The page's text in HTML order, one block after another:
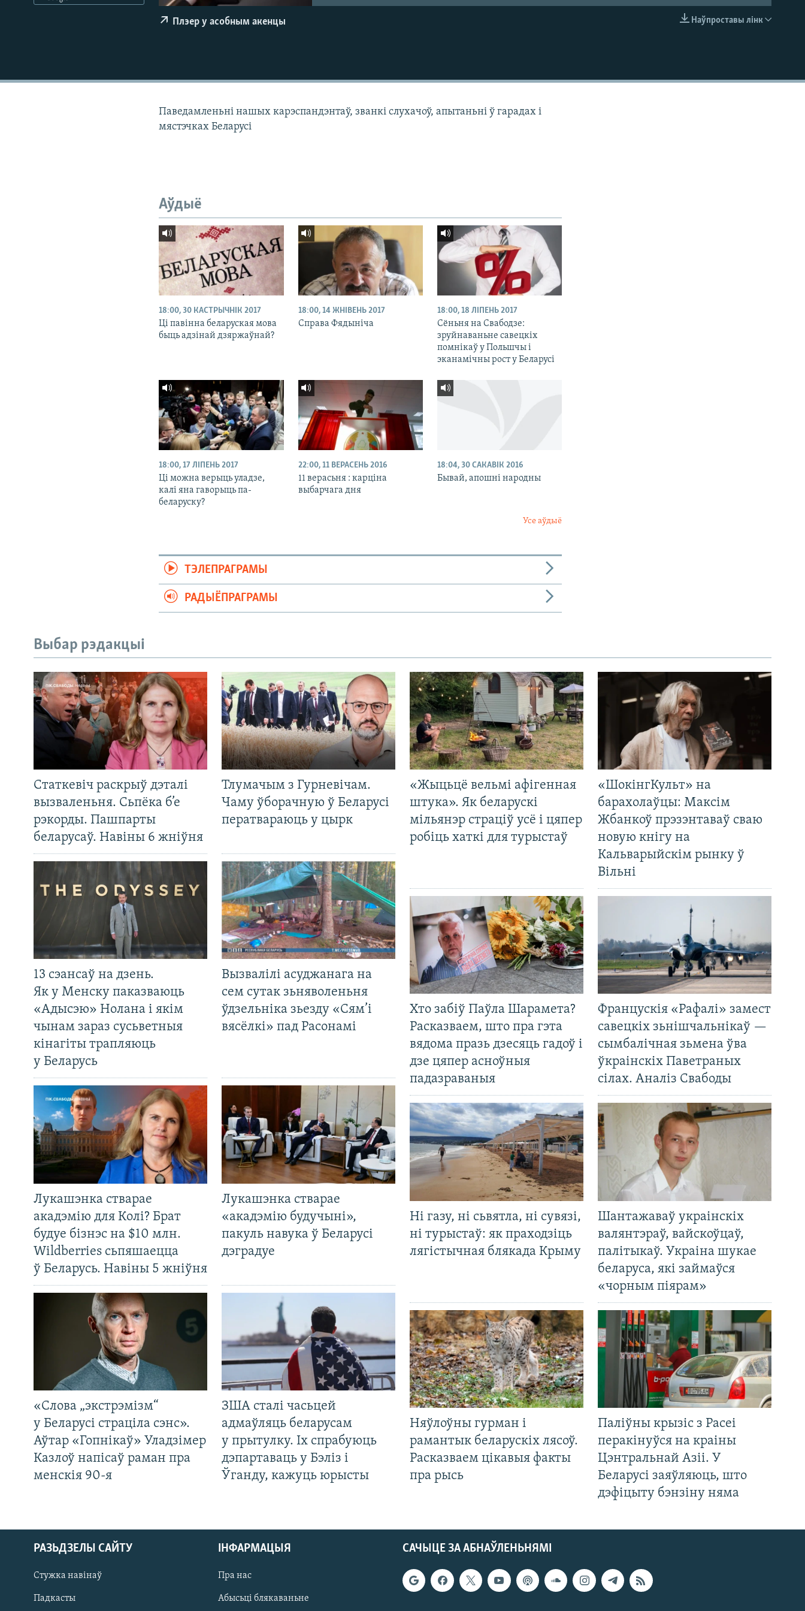
Наўпроставы лінк
Плэер у асобным акенцы
Паведамленьні нашых карэспандэнтаў, званкі слухачоў, апытаньні ў гарадах і
мястэчках Беларусі
Аўдыё
18:00, 30 КАСТРЫЧНІК 2017
Ці павінна беларуская мова
быць адзінай дзяржаўнай?
18:00, 14 ЖНІВЕНЬ 2017
Справа Фядыніча
18:00, 18 ЛІПЕНЬ 2017
Сёньня на Свабодзе:
зруйнаваньне савецкіх
помнікаў у Польшчы і
эканамічны рост у Беларусі
18:00, 17 ЛІПЕНЬ 2017
Ці можна верыць уладзе,
калі яна гаворыць па-
беларуску?
22:00, 11 ВЕРАСЕНЬ 2016
11 верасьня : карціна
выбарчага дня
18:04, 30 САКАВІК 2016
Бывай, апошні народны
Усе аўдыё
ТЭЛЕПРАГРАМЫ
РАДЫЁПРАГРАМЫ
Выбар рэдакцыі
Статкевіч раскрыў дэталі
вызваленьня. Сьпёка б’е
рэкорды. Пашпарты
беларусаў. Навіны 6 жніўня
Тлумачым з Гурневічам.
Чаму ўборачную ў Беларусі
ператвараюць у цырк
13 сэансаў на дзень.
Як у Менску паказваюць
«Адысэю» Нолана і якім
чынам зараз сусьветныя
кінагіты трапляюць
у Беларусь
Вызвалілі асуджанага на
сем сутак зьняволеньня
ўдзельніка зьезду «Сям’і
вясёлкі» пад Расонамі
Лукашэнка стварае
акадэмію для Колі? Брат
будуе бізнэс на $10 млн.
Wildberries сьпяшаецца
ў Беларусь. Навіны 5 жніўня
Лукашэнка стварае
«акадэмію будучыні»,
пакуль навука ў Беларусі
дэградуе
«Слова „экстрэмізм“
у Беларусі страціла сэнс».
Аўтар «Гопнікаў» Уладзімер
Казлоў напісаў раман пра
менскія 90-я
ЗША сталі часьцей
адмаўляць беларусам
у прытулку. Іх спрабуюць
дэпартаваць у Бэліз і
Ўганду, кажуць юрысты
«Жыцьцё вельмі афігенная
штука». Як беларускі
мільянэр страціў усё і цяпер
робіць хаткі для турыстаў
«ШокінгКульт» на
барахолаўцы: Максім
Жбанкоў прэзэнтаваў сваю
новую кнігу на
Кальварыйскім рынку ў
Вільні
Хто забіў Паўла Шарамета?
Расказваем, што пра гэта
вядома празь дзесяць гадоў і
дзе цяпер асноўныя
падазраваныя
Францускія «Рафалі» замест
савецкіх зьнішчальнікаў —
сымбалічная зьмена ўва
ўкраінскіх Паветраных
сілах. Аналіз Свабоды
Ні газу, ні сьвятла, ні сувязі,
ні турыстаў: як праходзіць
лягістычная блякада Крыму
Шантажаваў украінскіх
валянтэраў, вайскоўцаў,
палітыкаў. Украіна шукае
беларуса, які займаўся
«чорным піярам»
Няўлоўны гурман і
рамантык беларускіх лясоў.
Расказваем цікавыя факты
пра рысь
Паліўны крызіс з Расеі
перакінуўся на краіны
Цэнтральнай Азіі. У
Беларусі заяўляюць, што
дэфіцыту бэнзіну няма
САЧЫЦЕ ЗА АБНАЎЛЕНЬНЯМІ
РАЗЬДЗЕЛЫ САЙТУ
Стужка навінаў
Падкасты
ІНФАРМАЦЫЯ
Пра нас
Абысьці блякаваньне